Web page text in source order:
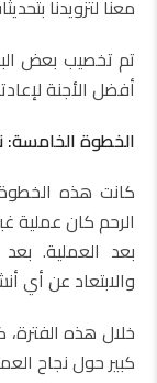
معنا لتزويدنا
تم تخصيب بعض
أفضل الأجنة
الخطوة الخامسة:
كانت هذه الخطوة
الرحم كان عملية
بعد العملية.
والابتعاد عن أي
خلال هذه الفترة،
كبير حول نجاح